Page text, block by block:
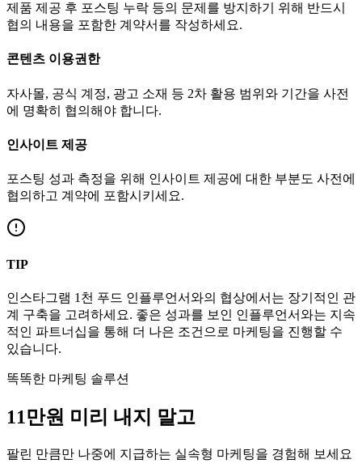
제품 제공 후 포스팅 누락 등의 문제를 방지하기 위해 반드시
협의 내용을 포함한 계약서를 작성하세요.
콘텐츠 이용권한
자사몰, 공식 계정, 광고 소재 등 2차 활용 범위와 기간을 사전
에 명확히 협의해야 합니다.
인사이트 제공
포스팅 성과 측정을 위해 인사이트 제공에 대한 부분도 사전에
협의하고 계약에 포함시키세요.
TIP
인스타그램 1천 푸드 인플루언서와의 협상에서는 장기적인 관
계 구축을 고려하세요. 좋은 성과를 보인 인플루언서와는 지속
적인 파트너십을 통해 더 나은 조건으로 마케팅을 진행할 수
있습니다.
똑똑한 마케팅 솔루션
11만원 미리 내지 말고
팔린 만큼만 나중에 지급하는 실속형 마케팅을 경험해 보세요